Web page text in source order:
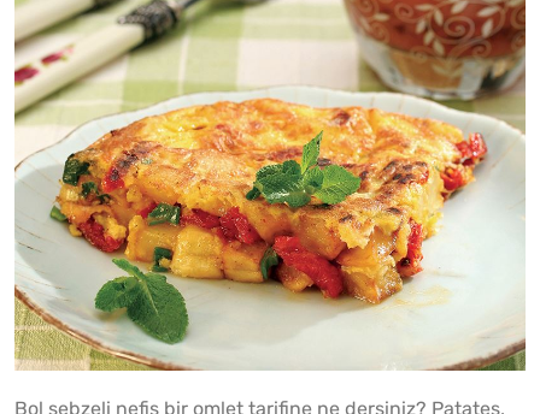
Bol sebzeli nefis bir omlet tarifine ne dersiniz? Patates,